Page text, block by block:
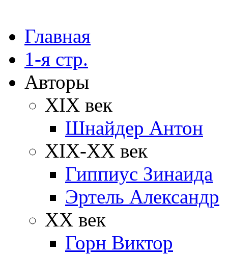
Главная
1-я стр.
Авторы
XIX век
Шнайдер Антон
XIX-XX век
Гиппиус Зинаида
Эртель Александр
XX век
Горн Виктор